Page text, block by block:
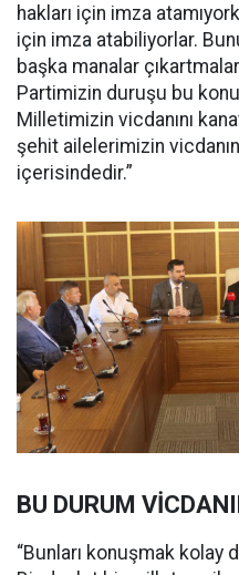
hakları için imza
için imza atabiliyorlar.
başka manalar
Partimizin duruşu bu
Milletimizin vicdanını
şehit ailelerimizin
içerisindedir.”
BU DURUM
“Bunları konuşmak kolay